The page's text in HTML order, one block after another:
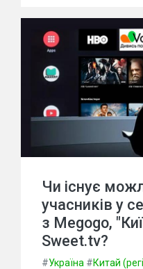
Чи існує
учасників у
з Megogo,
Sweet.tv?
#Україна #Китай